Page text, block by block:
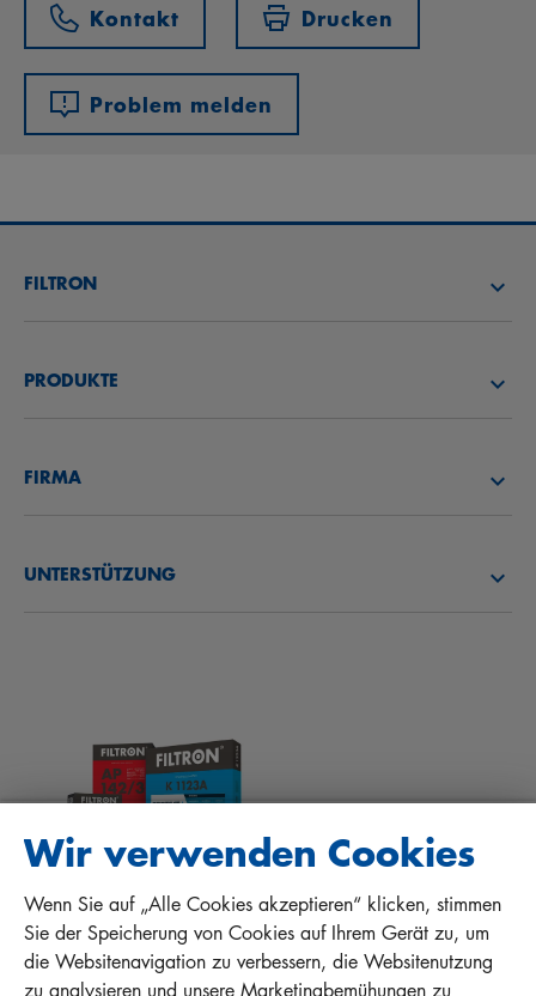
Kontakt Drucken
Problem melden
FILTRON
PRODUKTE
PROTECT+
FIRMA
UNTERSTÜTZUNG
FAQ
MANN+HUMMEL FT Poland
Sp. z o. o. Sp. k.
ul. Wrocławska 145, 63-800 GOSTYŃ, POLAND
Wir verwenden Cookies
Wenn Sie auf „Alle Cookies akzeptieren“ klicken, stimmen
Sie der Speicherung von Cookies auf Ihrem Gerät zu, um
die Websitenavigation zu verbessern, die Websitenutzung
zu analysieren und unsere Marketingbemühungen zu